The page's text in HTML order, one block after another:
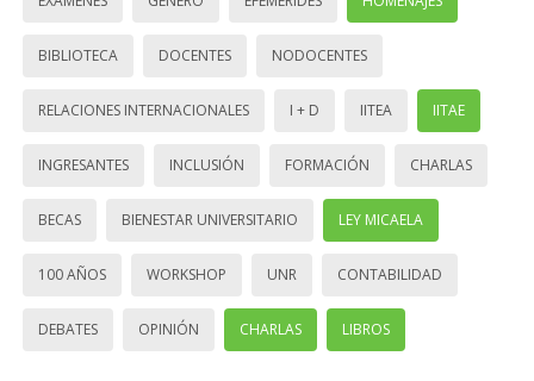
BIBLIOTECA DOCENTES NODOCENTES
RELACIONES INTERNACIONALES I + D IITEA IITAE
INGRESANTES INCLUSIÓN FORMACIÓN CHARLAS
BECAS BIENESTAR UNIVERSITARIO LEY MICAELA
100 AÑOS WORKSHOP UNR CONTABILIDAD
DEBATES OPINIÓN CHARLAS LIBROS